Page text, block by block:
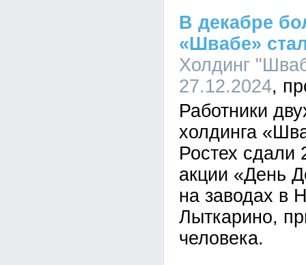
В декабре
«Швабе»
Холдинг
27.12.2024
Работники
холдинга
Ростех сдали
акции «День
на заводах в
Лыткарино,
человека.